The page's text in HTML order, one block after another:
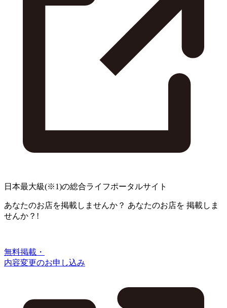
日本最大級(※1)の総合ライフポータルサイト
あなたのお店を掲載しませんか？ あなたのお店を 掲載しま
せんか？!
無料掲載・
内容変更のお申し込み